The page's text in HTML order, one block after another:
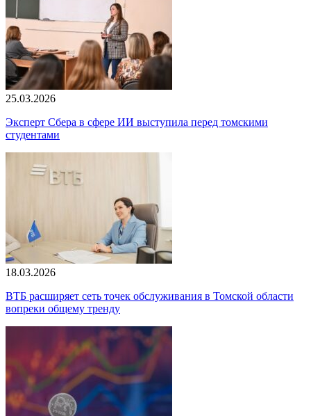
25.03.2026
Эксперт Сбера в сфере ИИ выступила перед томскими
студентами
18.03.2026
ВТБ расширяет сеть точек обслуживания в Томской области
вопреки общему тренду